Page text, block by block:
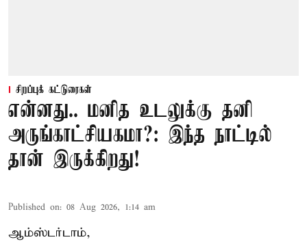
சிறப்புக் கட்டுரைகள்
என்னது.. மனித உடலுக்கு தனி
அருங்காட்சியகமா?: இந்த நாட்டில்
தான் இருக்கிறது!
Published on: 08 Aug 2026, 1:14 am
ஆம்ஸ்டர்டாம்,